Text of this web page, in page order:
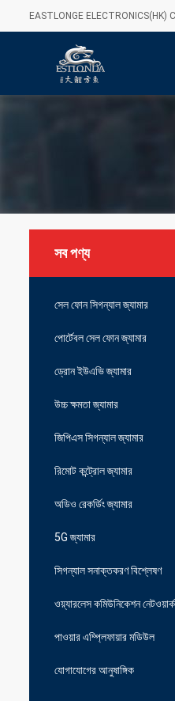
EASTLONGE ELECTRONICS(HK)
সব পণ্য
সেল ফোন সিগন্যাল জ্যামার
পোর্টেবল সেল ফোন জ্যামার
ড্রোন ইউএভি জ্যামার
উচ্চ ক্ষমতা জ্যামার
জিপিএস সিগন্যাল জ্যামার
রিমোট কন্ট্রোল জ্যামার
অডিও রেকর্ডিং জ্যামার
5G জ্যামার
সিগন্যাল সনাক্তকরণ বিশ্লেষণ
ওয়্যারলেস কমিউনিকেশন নেটওয়ার্ক
পাওয়ার এম্প্লিফায়ার মডিউল
যোগাযোগের আনুষাঙ্গিক